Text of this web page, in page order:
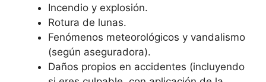
Incendio y explosión.
Rotura de lunas.
Fenómenos meteorológicos y vandalismo
(según aseguradora).
Daños propios en accidentes (incluyendo